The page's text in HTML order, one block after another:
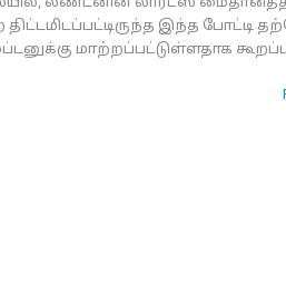
லண்டனின் லார்ட்ஸ்
இந்த போட்டி
மாற்றப்பட்டுள்ளதாக